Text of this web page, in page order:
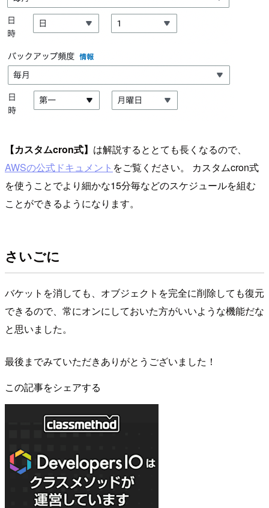
【カスタムcron式】 は解説するととても長くなるので、
AWSの公式ドキュメント をご覧ください。 カスタムcron式
を使うことでより細かな15分毎などのスケジュールを組む
ことができるようになります。
さいごに
バケットを消しても、オブジェクトを完全に削除しても復元
できるので、常にオンにしておいた方がいいような機能だな
と思いました。
最後までみていただきありがとうございました！
この記事をシェアする